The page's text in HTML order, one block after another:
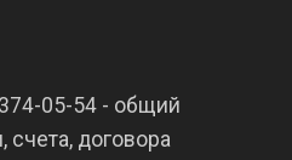
05-54 - общий
счета, договора